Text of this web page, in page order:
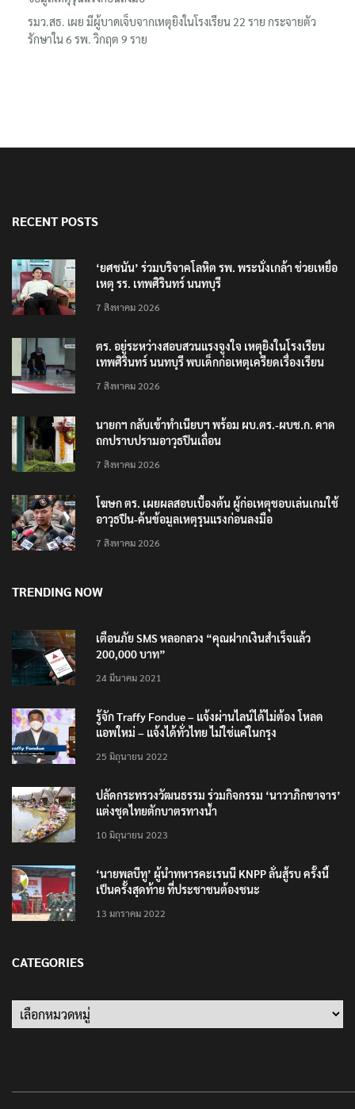
รมว.สธ. เผย มีผู้บาดเจ็บจากเหตุยิงในโรงเรียน 22 ราย กระจายตัว
รักษาใน 6 รพ. วิกฤต 9 ราย
RECENT POSTS
‘ยศชนัน’ ร่วมบริจาคโลหิต รพ. พระนั่งเกล้า ช่วยเหยื่อ
เหตุ รร. เทพศิรินทร์ นนทบุรี
7 สิงหาคม 2026
ตร. อยู่ระหว่างสอบสวนแรงจูงใจ เหตุยิงในโรงเรียน
เทพศิรินทร์ นนทบุรี พบเด็กก่อเหตุเครียดเรื่องเรียน
7 สิงหาคม 2026
นายกฯ กลับเข้าทำเนียบฯ พร้อม ผบ.ตร.-ผบช.ก. คาด
ถกปราบปรามอาวุธปืนเถื่อน
7 สิงหาคม 2026
โฆษก ตร. เผยผลสอบเบื้องต้น ผู้ก่อเหตุชอบเล่นเกมใช้
อาวุธปืน-ค้นข้อมูลเหตุรุนแรงก่อนลงมือ
7 สิงหาคม 2026
TRENDING NOW
เตือนภัย SMS หลอกลวง “คุณฝากเงินสำเร็จแล้ว
200,000 บาท”
24 มีนาคม 2021
รู้จัก Traffy Fondue – แจ้งผ่านไลน์ได้ไม่ต้อง โหลด
แอพใหม่ – แจ้งได้ทั่วไทย ไม่ใช่แค่ในกรุง
25 มิถุนายน 2022
ปลัดกระทรวงวัฒนธรรม ร่วมกิจกรรม ‘นาวาภิกขาจาร’
แต่งชุดไทยตักบาตรทางน้ำ
10 มิถุนายน 2023
‘นายพลบีทู’ ผู้นำทหารคะเรนนี KNPP ลั่นสู้รบ ครั้งนี้
เป็นครั้งสุดท้าย ที่ประชาชนต้องชนะ
13 มกราคม 2022
CATEGORIES
Categories